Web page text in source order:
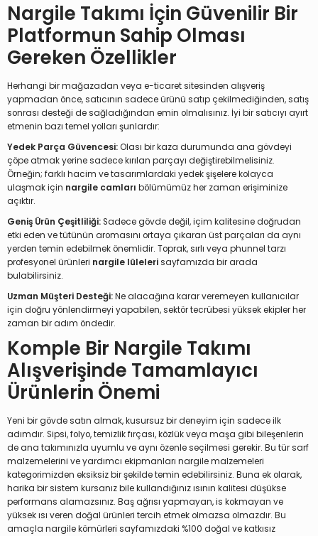
Nargile Takımı İçin Güvenilir Bir
Platformun Sahip Olması
Gereken Özellikler
Herhangi bir mağazadan veya e-ticaret sitesinden alışveriş
yapmadan önce, satıcının sadece ürünü satıp çekilmediğinden, satış
sonrası desteği de sağladığından emin olmalısınız. İyi bir satıcıyı ayırt
etmenin bazı temel yolları şunlardır:
Yedek Parça Güvencesi:Olası bir kaza durumunda ana gövdeyi
çöpe atmak yerine sadece kırılan parçayı değiştirebilmelisiniz.
Örneğin; farklı hacim ve tasarımlardaki yedek şişelere kolayca
ulaşmak için nargile camları bölümümüz her zaman erişiminize
açıktır.
Geniş Ürün Çeşitliliği:Sadece gövde değil, içim kalitesine doğrudan
etki eden ve tütünün aromasını ortaya çıkaran üst parçaları da aynı
yerden temin edebilmek önemlidir. Toprak, sırlı veya phunnel tarzı
profesyonel ürünleri nargile lülelerisayfamızda bir arada
bulabilirsiniz.
Uzman Müşteri Desteği:Ne alacağına karar veremeyen kullanıcılar
için doğru yönlendirmeyi yapabilen, sektör tecrübesi yüksek ekipler her
zaman bir adım öndedir.
Komple Bir Nargile Takımı
Alışverişinde Tamamlayıcı
Ürünlerin Önemi
Yeni bir gövde satın almak, kusursuz bir deneyim için sadece ilk
adımdır. Sipsi, folyo, temizlik fırçası, közlük veya maşa gibi bileşenlerin
de ana takımınızla uyumlu ve aynı özenle seçilmesi gerekir. Bu tür sarf
malzemelerini ve yardımcı ekipmanları nargile malzemeleri
kategorimizden eksiksiz bir şekilde temin edebilirsiniz. Buna ek olarak,
harika bir sistem kursanız bile kullandığınız ısının kalitesi düşükse
performans alamazsınız. Baş ağrısı yapmayan, is kokmayan ve
yüksek ısı veren doğal ürünleri tercih etmek olmazsa olmazdır. Bu
amaçla nargile kömürleri sayfamızdaki %100 doğal ve katkısız